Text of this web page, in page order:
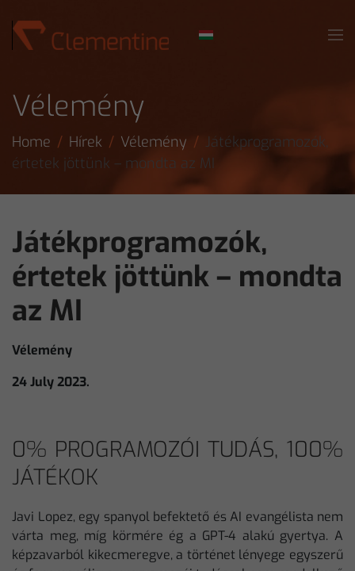
Skip to main content
Vélemény
Home Hírek Vélemény
Játékprogramozók,
értetek jöttünk – mondta az MI
Játékprogramozók,
értetek jöttünk – mondta
az MI
Vélemény
24 July 2023.
0% PROGRAMOZÓI TUDÁS, 100%
JÁTÉKOK
Javi Lopez, egy spanyol befektető és AI evangélista nem
várta meg, míg körmére ég a GPT-4 alakú gyertya. A
képzavarból kikecmeregve, a történet lényege egyszerű